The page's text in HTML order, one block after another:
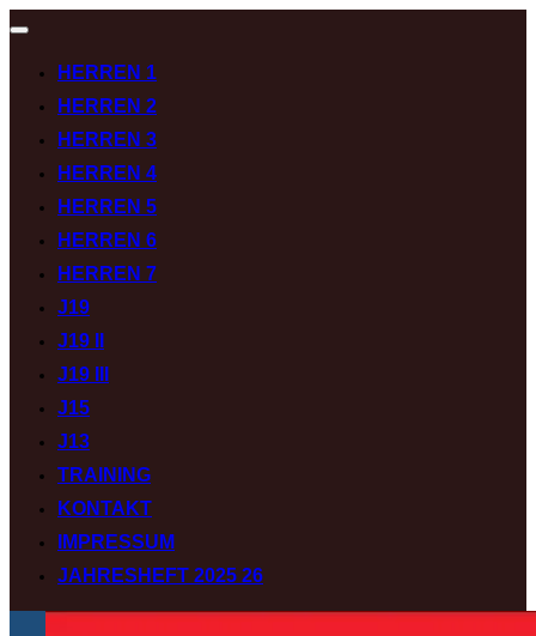
Navigation
HERREN 1
HERREN 2
HERREN 3
HERREN 4
HERREN 5
HERREN 6
HERREN 7
J19
J19 II
J19 III
J15
J13
TRAINING
KONTAKT
IMPRESSUM
JAHRESHEFT 2025 26